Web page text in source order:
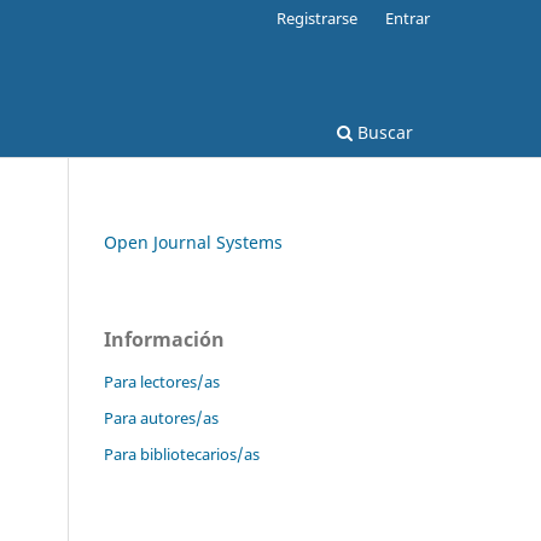
Buscar
Registrarse Entrar
Open Journal Systems
Información
Para lectores/as
Para autores/as
Para bibliotecarios/as